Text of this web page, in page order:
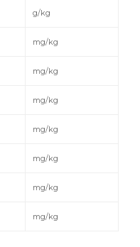
g/kg
mg/kg
mg/kg
mg/kg
mg/kg
mg/kg
mg/kg
mg/kg